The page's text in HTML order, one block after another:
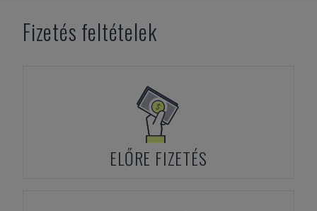
Fizetés feltételek
ELŐRE FIZETÉS